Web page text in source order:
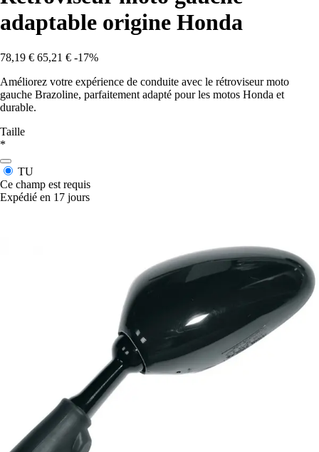
adaptable origine Honda
78,19 € 65,21 € -17%
Améliorez votre expérience de conduite avec le rétroviseur moto
gauche Brazoline, parfaitement adapté pour les motos Honda et
durable.
Taille
*
TU
Ce champ est requis
Expédié en 17 jours